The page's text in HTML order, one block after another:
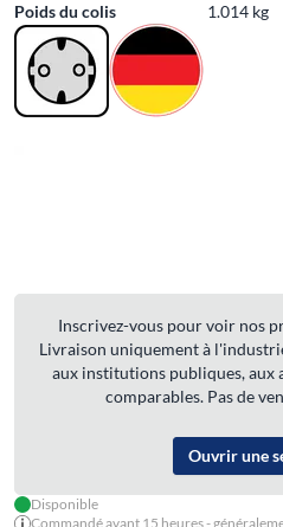
Poids du colis
1.014 kg
Inscrivez-vous pour voir nos
Livraison uniquement à
aux institutions publiques,
comparables. Pas de
Ouvrir une
Disponible
Commandé avant 15 heures -